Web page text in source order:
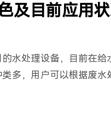
及目前应用
水处理设备，目前在
多，用户可以根据废水